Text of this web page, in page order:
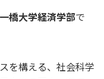
一橋大学経済学部で
を構える、社会科学